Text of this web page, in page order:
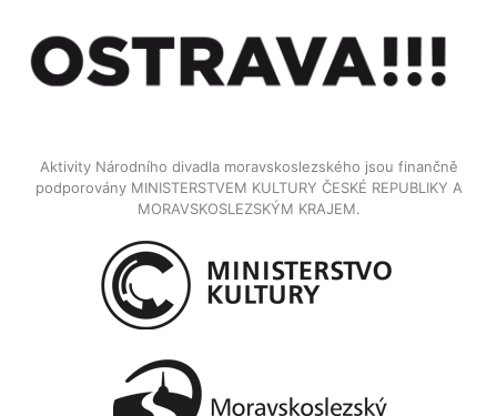
Aktivity Národního divadla moravskoslezského jsou finančně
podporovány MINISTERSTVEM KULTURY ČESKÉ REPUBLIKY A
MORAVSKOSLEZSKÝM KRAJEM.